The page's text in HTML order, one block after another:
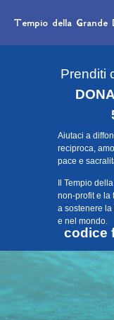
Tempio della Grande
Prenditi
Aiutaci a
reciproca,
pace e
Il Tempio
non-profit e la
a sostenere
e nel mondo.
codice